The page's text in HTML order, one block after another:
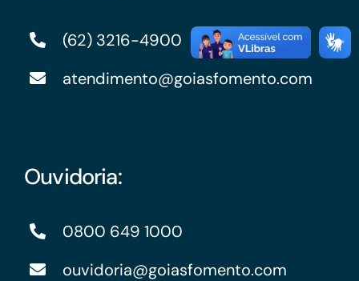
(62) 3216-4900
atendimento@goiasfomento.com
Ouvidoria:
0800 649 1000
ouvidoria@goiasfomento.com